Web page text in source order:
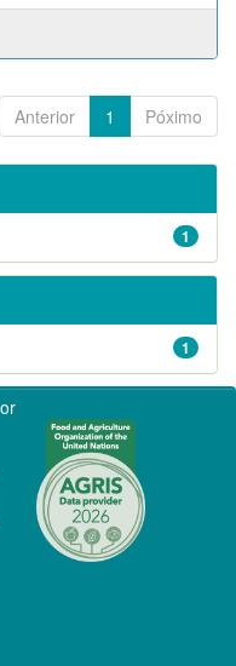
Anterior 1 Póximo
1
1